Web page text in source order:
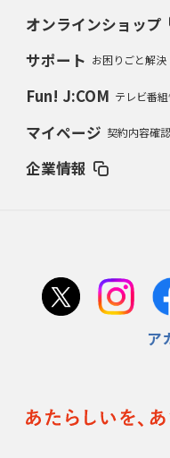
オンラインショップ
サポート お困りごと解
Fun! J:COM テレビ番
マイページ 契約内容確
企業情報
ア